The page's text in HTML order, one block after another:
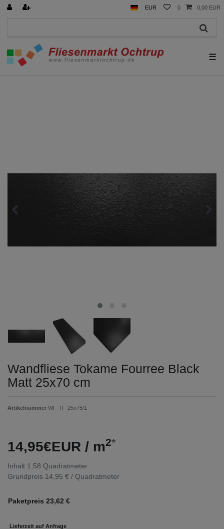
EUR 0 0,00 EUR
☰
Wandfliese Tokame Fourree Black
Matt 25x70 cm
Artikelnummer WF-TF-25x75/1
14,95€EUR / m2*
Inhalt 1,58 Quadratmeter
Grundpreis 14,95 € / Quadratmeter
Paketpreis 23,62 €
Lieferzeit auf Anfrage